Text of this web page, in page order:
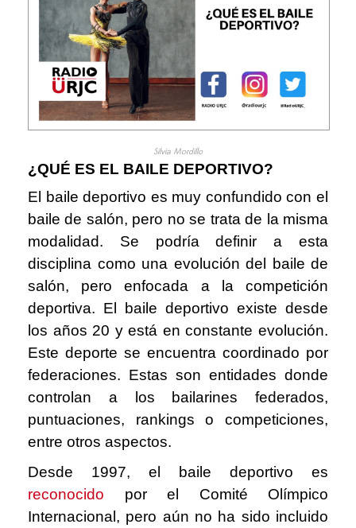
Silvia Mordillo
¿QUÉ ES EL BAILE DEPORTIVO?
El baile deportivo es muy confundido con el
baile de salón, pero no se trata de la misma
modalidad. Se podría definir a esta
disciplina como una evolución del baile de
salón, pero enfocada a la competición
deportiva. El baile deportivo existe desde
los años 20 y está en constante evolución.
Este deporte se encuentra coordinado por
federaciones. Estas son entidades donde
controlan a los bailarines federados,
puntuaciones, rankings o competiciones,
entre otros aspectos.
Desde 1997, el baile deportivo es
reconocido por el Comité Olímpico
Internacional, pero aún no ha sido incluido